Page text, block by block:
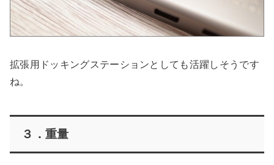
拡張用ドッキングステーションとしても活躍しそうです
ね。
３．重量